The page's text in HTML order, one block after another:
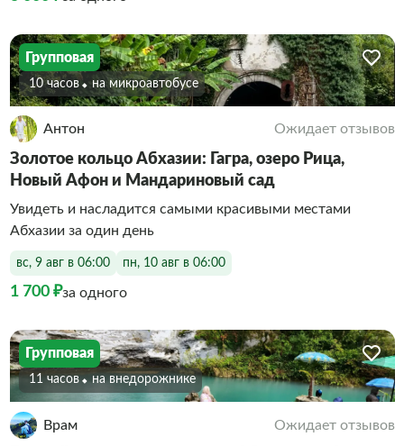
Групповая
10 часов На микроавтобусе
Антон Ожидает отзывов
Золотое кольцо Абхазии: Гагра, озеро Рица,
Новый Афон и Мандариновый сад
Увидеть и насладится самыми красивыми местами
Абхазии за один день
вс, 9 авг в 06:00 пн, 10 авг в 06:00
1 700 ₽за одного
Групповая
11 часов На внедорожнике
Врам Ожидает отзывов